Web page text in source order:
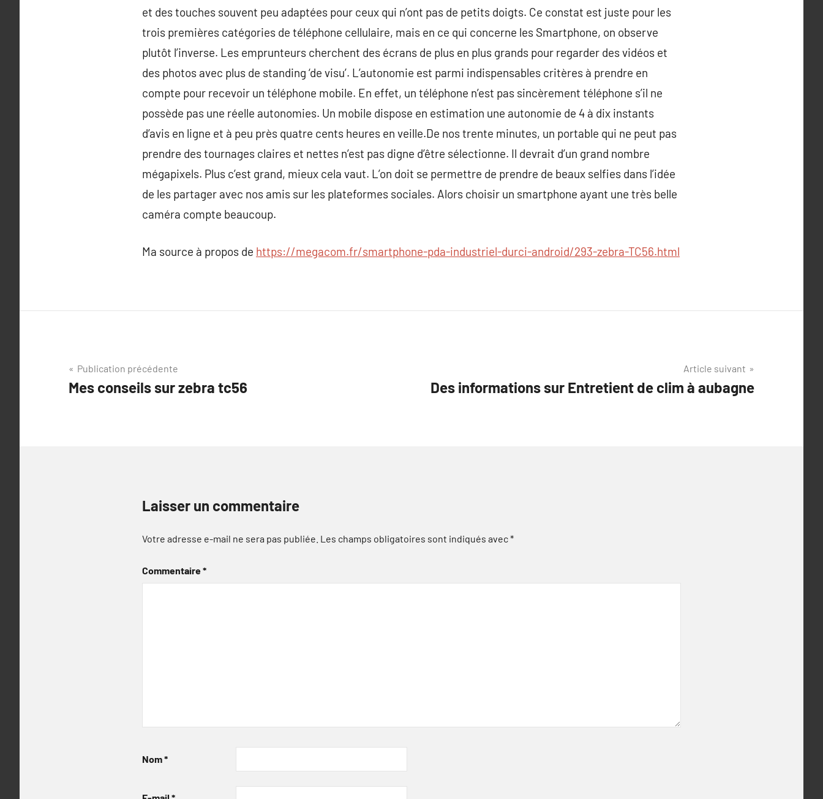
et des touches souvent peu adaptées pour ceux qui n’ont pas de petits doigts. Ce constat est juste pour les
trois premières catégories de téléphone cellulaire, mais en ce qui concerne les Smartphone, on observe
plutôt l’inverse. Les emprunteurs cherchent des écrans de plus en plus grands pour regarder des vidéos et
des photos avec plus de standing ‘de visu’. L’autonomie est parmi indispensables critères à prendre en
compte pour recevoir un téléphone mobile. En effet, un téléphone n’est pas sincèrement téléphone s’il ne
possède pas une réelle autonomies. Un mobile dispose en estimation une autonomie de 4 à dix instants
d’avis en ligne et à peu près quatre cents heures en veille.De nos trente minutes, un portable qui ne peut pas
prendre des tournages claires et nettes n’est pas digne d’être sélectionne. Il devrait d’un grand nombre
mégapixels. Plus c’est grand, mieux cela vaut. L’on doit se permettre de prendre de beaux selfies dans l’idée
de les partager avec nos amis sur les plateformes sociales. Alors choisir un smartphone ayant une très belle
caméra compte beaucoup.
Ma source à propos de https://megacom.fr/smartphone-pda-industriel-durci-android/293-zebra-TC56.html
Navigation
de
Publication précédente
Mes conseils sur zebra tc56
Article suivant
Des informations sur Entretient de clim à aubagne
Laisser un commentaire
Votre adresse e-mail ne sera pas publiée. Les champs obligatoires sont indiqués avec*
Commentaire*
Nom*